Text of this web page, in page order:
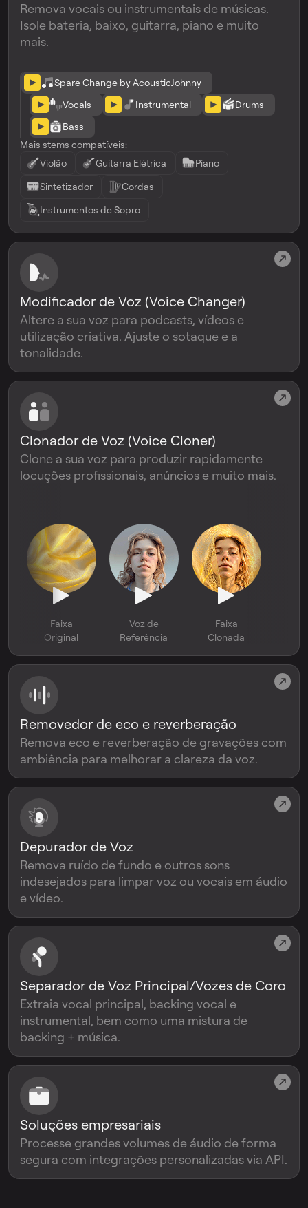
Remova vocais ou instrumentais de músicas.
Isole bateria, baixo, guitarra, piano e muito
mais.
Spare Change by AcousticJohnny
Vocals
Instrumental
Drums
Bass
Mais stems compatíveis:
Violão
Guitarra Elétrica
Piano
Sintetizador
Cordas
Instrumentos de Sopro
Depurador de Voz
Remova ruído de fundo e outros sons
indesejados para limpar voz ou vocais em áudio
e vídeo.
Modificador de Voz (Voice Changer)
Altere a sua voz para podcasts, vídeos e
utilização criativa. Ajuste o sotaque e a
tonalidade.
Soluções empresariais
Processe grandes volumes de áudio de forma
segura com integrações personalizadas via API.
Clonador de Voz (Voice Cloner)
Clone a sua voz para produzir rapidamente
locuções profissionais, anúncios e muito mais.
Faixa
Original
Voz de
Referência
Faixa
Clonada
Removedor de eco e reverberação
Remova eco e reverberação de gravações com
ambiência para melhorar a clareza da voz.
Separador de Voz Principal/Vozes de Coro
Extraia vocal principal, backing vocal e
instrumental, bem como uma mistura de
backing + música.